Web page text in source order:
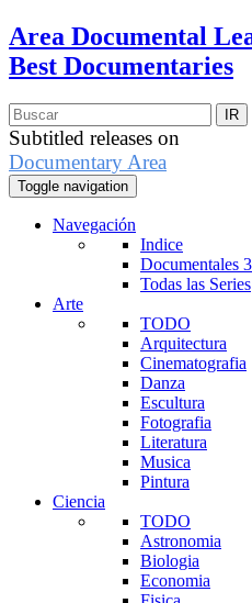
Area Documental
Best Documentaries
Subtitled releases on
Documentary Area
Toggle navigation
Navegación
Indice
Documentales
Todas las Series
Arte
TODO
Arquitectura
Cinematografia
Danza
Escultura
Fotografia
Literatura
Musica
Pintura
Ciencia
TODO
Astronomia
Biologia
Economia